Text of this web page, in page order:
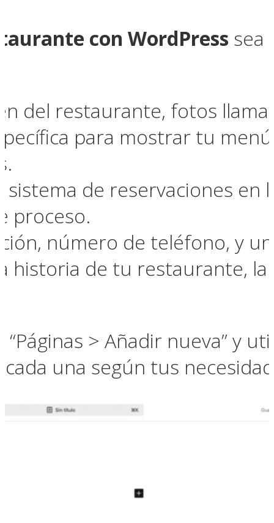
con WordPress sea
del restaurante, fotos
para mostrar tu
sistema de reservaciones en
proceso.
número de teléfono, y
historia de tu restaurante,
“Páginas > Añadir nueva” y
una según tus